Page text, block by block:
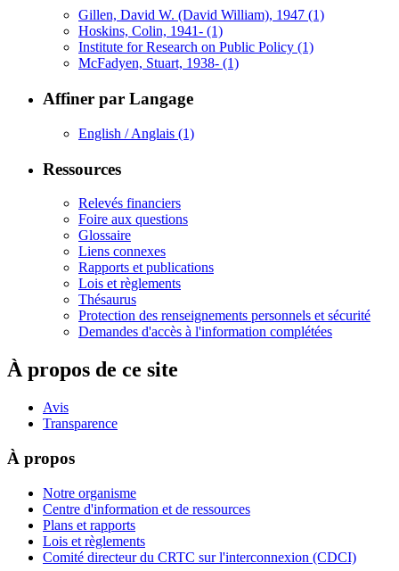
Gillen, David W. (David William), 1947 (1)
Hoskins, Colin, 1941- (1)
Institute for Research on Public Policy (1)
McFadyen, Stuart, 1938- (1)
Affiner par Langage
English / Anglais (1)
Ressources
Relevés financiers
Foire aux questions
Glossaire
Liens connexes
Rapports et publications
Lois et règlements
Thésaurus
Protection des renseignements personnels et sécurité
Demandes d'accès à l'information complétées
À propos de ce site
Avis
Transparence
À propos
Notre organisme
Centre d'information et de ressources
Plans et rapports
Lois et règlements
Comité directeur du CRTC sur l'interconnexion (CDCI)